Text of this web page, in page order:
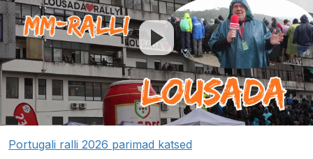
Portugali ralli 2026 parimad katsed